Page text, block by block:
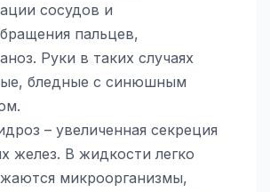
сосудов и
пальцев,
Руки в таких случаях
бледные с синюшным
– увеличенная секреция
желез. В жидкости легко
микроорганизмы,